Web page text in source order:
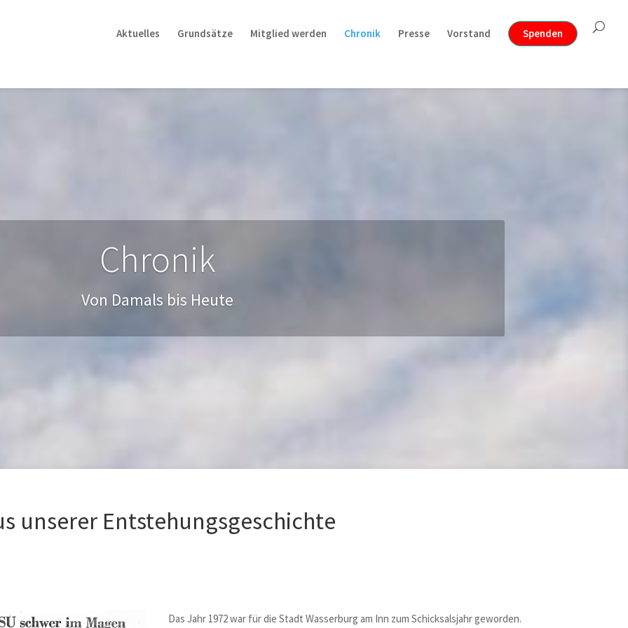
Aktuelles Grundsätze Mitglied werden Chronik Presse Vorstand Spenden
Chronik
Von Damals bis Heute
unserer Entstehungsgeschichte
Das Jahr 1972 war für die Stadt Wasserburg am Inn zum Schicksalsjahr geworden.